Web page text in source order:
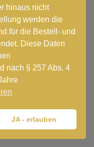
WordPress.com.
hinaus nicht
werden die
für die Bestell- und
Diese Daten
nach § 257 Abs. 4
JA - erlauben